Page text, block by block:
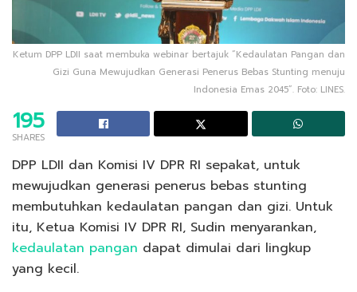
Ketum DPP LDII saat membuka webinar bertajuk “Kedaulatan Pangan dan
Gizi Guna Mewujudkan Generasi Penerus Bebas Stunting menuju
Indonesia Emas 2045”. Foto: LINES.
195
SHARES
DPP LDII dan Komisi IV DPR RI sepakat, untuk
mewujudkan generasi penerus bebas stunting
membutuhkan kedaulatan pangan dan gizi. Untuk
itu, Ketua Komisi IV DPR RI, Sudin menyarankan,
kedaulatan pangan dapat dimulai dari lingkup
yang kecil.